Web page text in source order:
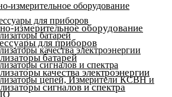
измерительное оборудование
для приборов
батарей
качества электроэнергии
сигналов и спектра
цепей, Измерители КСВН и
измерительное оборудование
для приборов
батарей
качества электроэнергии
сигналов и спектра